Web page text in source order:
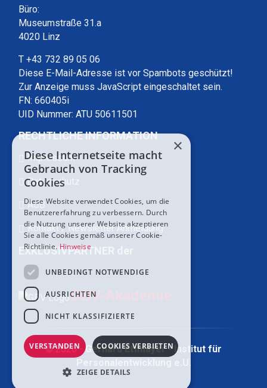
Büro:
Museumstraße 31.a
4020 Linz
T +43 732 89 05 06
Diese E-Mail-Adresse ist vor Spambots geschützt!
Zur Anzeige muss JavaScript eingeschaltet sein.
FN: 660405i
UID Nummer: ATU 50611501
RECHTLICHE INFORMATION
Impressum
Datenschutz
AGB
Kontakt / Newsletter Anmeldung
EXKLUSIVPARTNER der
GBV-Akademie
© 2026 -Gerhard Ettmayer - Institut für
Personalentwicklung e.U.
×
Diese Internetseite macht
Gebrauch von Tracking
Cookies
Diese Website verwendet Cookies, um die
Benutzererfahrung zu verbessern. Durch
die Nutzung unserer Website akzeptieren
Sie alle Cookies gemäß unserer Cookie-
Richtlinie.Hinweise
UNBEDINGT NOTWENDIGE
AUSRICHTEN
NICHT KLASSIFIZIERTE
VERSTANDEN COOKIES VERBIETEN
ZEIGE DETAILS